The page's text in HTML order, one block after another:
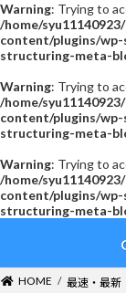
Warning: Trying to
/home/
content/plugins/
structuring-meta-
Warning: Trying to
/home/
content/plugins/
structuring-meta-
Warning: Trying to
/home/
content/plugins/
structuring-meta-
ン
ー HOME 最速・最